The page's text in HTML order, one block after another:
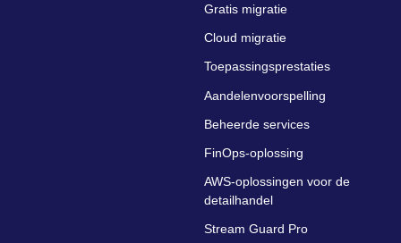
Gratis migratie
Cloud migratie
Toepassingsprestaties
Aandelenvoorspelling
Beheerde services
FinOps-oplossing
AWS-oplossingen voor de
detailhandel
Stream Guard Pro